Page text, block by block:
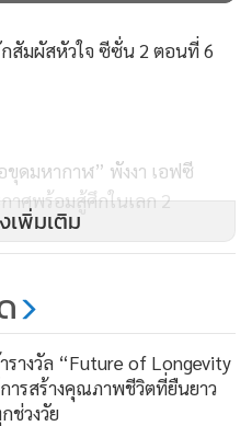
สัมผัสหัวใจ ซีซั่น 2 ตอนที่ 6
ขุดมหากาฬ” พังงา เอฟซี
าศพร้อมสู้ศึกในเลก 2
กธาตุรับปีใหม่ไทยมหา
รานต์ 57
เพิ่มเติม
รางวัล “Future of Longevity
ารสร้างคุณภาพชีวิตที่ยืนยาว
ช่วงวัย